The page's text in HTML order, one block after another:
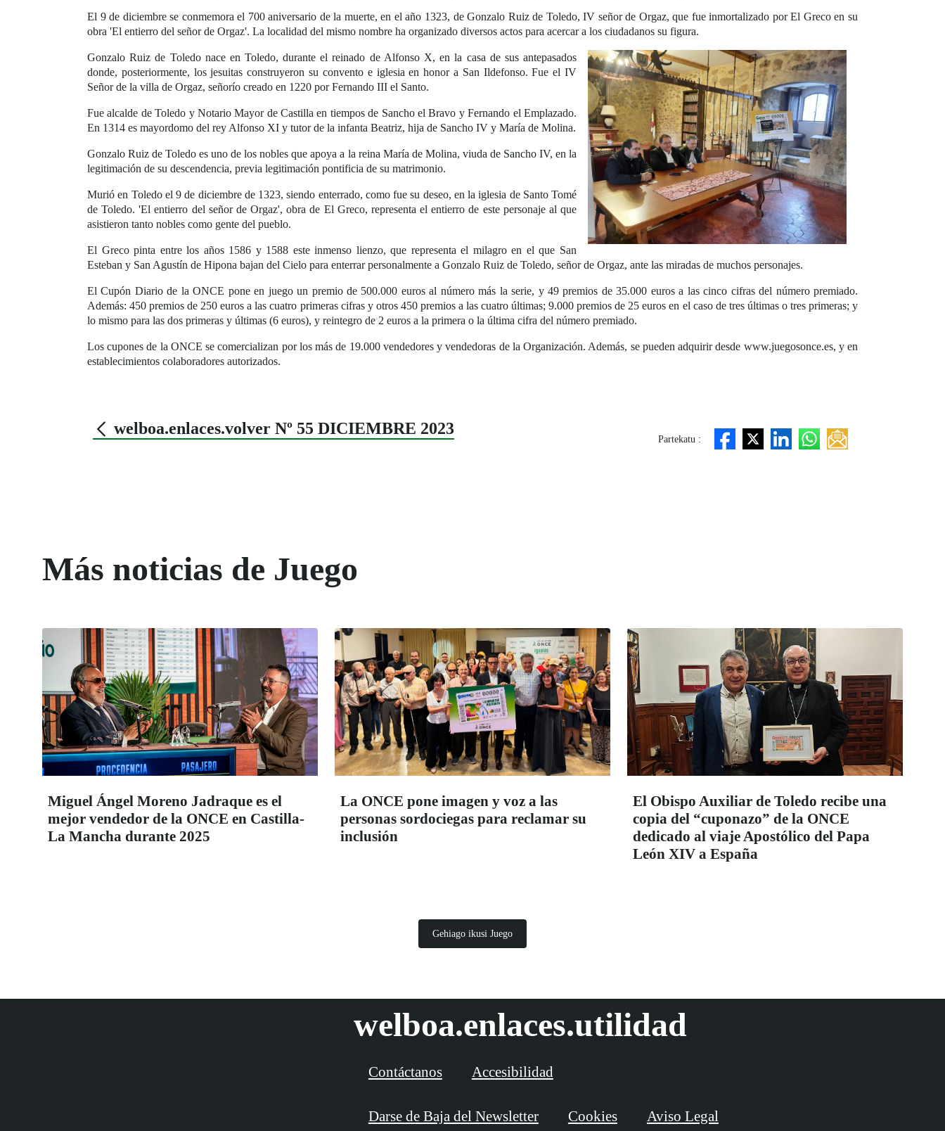
El 9 de diciembre se conmemora el 700 aniversario de la muerte, en el año 1323, de Gonzalo Ruiz de Toledo, IV señor de Orgaz, que fue inmortalizado por El Greco en su
obra 'El entierro del señor de Orgaz'. La localidad del mismo nombre ha organizado diversos actos para acercar a los ciudadanos su figura.
Gonzalo Ruiz de Toledo nace en Toledo, durante el reinado de Alfonso X, en la casa de sus antepasados
donde, posteriormente, los jesuitas construyeron su convento e iglesia en honor a San Ildefonso. Fue el IV
Señor de la villa de Orgaz, señorío creado en 1220 por Fernando III el Santo.
Fue alcalde de Toledo y Notario Mayor de Castilla en tiempos de Sancho el Bravo y Fernando el Emplazado.
En 1314 es mayordomo del rey Alfonso XI y tutor de la infanta Beatriz, hija de Sancho IV y María de Molina.
Gonzalo Ruiz de Toledo es uno de los nobles que apoya a la reina María de Molina, viuda de Sancho IV, en la
legitimación de su descendencia, previa legitimación pontificia de su matrimonio.
Murió en Toledo el 9 de diciembre de 1323, siendo enterrado, como fue su deseo, en la iglesia de Santo Tomé
de Toledo. 'El entierro del señor de Orgaz', obra de El Greco, representa el entierro de este personaje al que
asistieron tanto nobles como gente del pueblo.
El Greco pinta entre los años 1586 y 1588 este inmenso lienzo, que representa el milagro en el que San
Esteban y San Agustín de Hipona bajan del Cielo para enterrar personalmente a Gonzalo Ruiz de Toledo, señor de Orgaz, ante las miradas de muchos personajes.
El Cupón Diario de la ONCE pone en juego un premio de 500.000 euros al número más la serie, y 49 premios de 35.000 euros a las cinco cifras del número premiado.
Además: 450 premios de 250 euros a las cuatro primeras cifras y otros 450 premios a las cuatro últimas; 9.000 premios de 25 euros en el caso de tres últimas o tres primeras; y
lo mismo para las dos primeras y últimas (6 euros), y reintegro de 2 euros a la primera o la última cifra del número premiado.
Los cupones de la ONCE se comercializan por los más de 19.000 vendedores y vendedoras de la Organización. Además, se pueden adquirir desde www.juegosonce.es, y en
establecimientos colaboradores autorizados.
welboa.enlaces.volver Nº 55 DICIEMBRE 2023
Partekatu :
Más noticias de Juego
Miguel Ángel Moreno Jadraque es el
mejor vendedor de la ONCE en Castilla-
La Mancha durante 2025
La ONCE pone imagen y voz a las
personas sordociegas para reclamar su
inclusión
El Obispo Auxiliar de Toledo recibe una
copia del “cuponazo” de la ONCE
dedicado al viaje Apostólico del Papa
León XIV a España
Gehiago ikusi Juego
welboa.enlaces.utilidad
Contáctanos Accesibilidad
Darse de Baja del Newsletter Cookies Aviso Legal